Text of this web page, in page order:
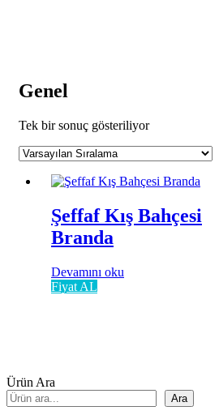
Genel
Tek bir sonuç gösteriliyor
Şeffaf Kış Bahçesi
Branda
Devamını oku
Fiyat AL
Ürün Ara
Ara